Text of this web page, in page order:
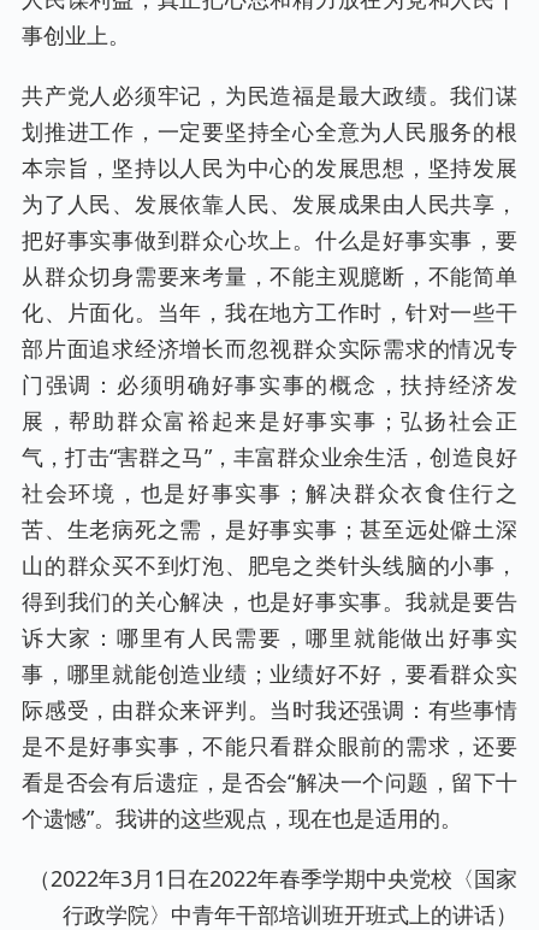
事创业上。
共产党人必须牢记，为民造福是最大政绩。我们谋
划推进工作，一定要坚持全心全意为人民服务的根
本宗旨，坚持以人民为中心的发展思想，坚持发展
为了人民、发展依靠人民、发展成果由人民共享，
把好事实事做到群众心坎上。什么是好事实事，要
从群众切身需要来考量，不能主观臆断，不能简单
化、片面化。当年，我在地方工作时，针对一些干
部片面追求经济增长而忽视群众实际需求的情况专
门强调：必须明确好事实事的概念，扶持经济发
展，帮助群众富裕起来是好事实事；弘扬社会正
气，打击“害群之马”，丰富群众业余生活，创造良好
社会环境，也是好事实事；解决群众衣食住行之
苦、生老病死之需，是好事实事；甚至远处僻土深
山的群众买不到灯泡、肥皂之类针头线脑的小事，
得到我们的关心解决，也是好事实事。我就是要告
诉大家：哪里有人民需要，哪里就能做出好事实
事，哪里就能创造业绩；业绩好不好，要看群众实
际感受，由群众来评判。当时我还强调：有些事情
是不是好事实事，不能只看群众眼前的需求，还要
看是否会有后遗症，是否会“解决一个问题，留下十
个遗憾”。我讲的这些观点，现在也是适用的。
（2022年3月1日在2022年春季学期中央党校〈国家
行政学院〉中青年干部培训班开班式上的讲话）